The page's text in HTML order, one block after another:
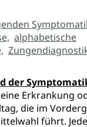
alphabetische
der
Erkrankung
die im
führt.